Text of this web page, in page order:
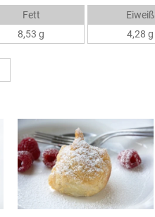
Fett
8,53 g
Eiweiß
4,28 g